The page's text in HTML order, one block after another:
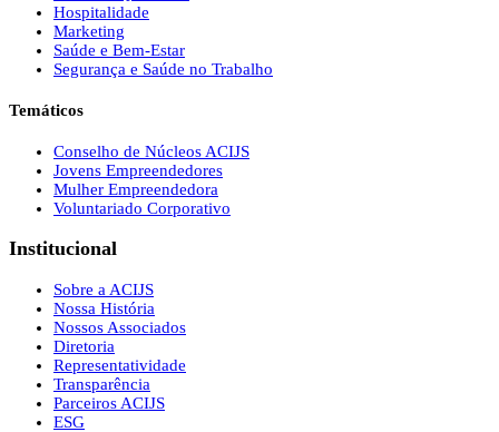
Hospitalidade
Marketing
Saúde e Bem-Estar
Segurança e Saúde no Trabalho
Temáticos
Conselho de Núcleos ACIJS
Jovens Empreendedores
Mulher Empreendedora
Voluntariado Corporativo
Institucional
Sobre a ACIJS
Nossa História
Nossos Associados
Diretoria
Representatividade
Transparência
Parceiros ACIJS
ESG